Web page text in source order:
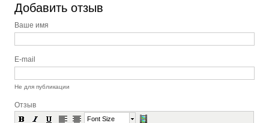
Добавить отзыв
Ваше имя
E-mail
Не для публикации
Отзыв
Font Size